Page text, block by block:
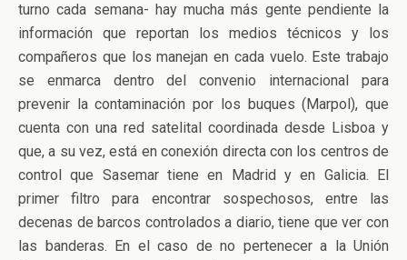
turno cada semana- hay mucha más gente pendiente la
información que reportan los medios técnicos y los
compañeros que los manejan en cada vuelo. Este trabajo
se enmarca dentro del convenio internacional para
prevenir la contaminación por los buques (Marpol), que
cuenta con una red satelital coordinada desde Lisboa y
que, a su vez, está en conexión directa con los centros de
control que Sasemar tiene en Madrid y en Galicia. El
primer filtro para encontrar sospechosos, entre las
decenas de barcos controlados a diario, tiene que ver con
las banderas. En el caso de no pertenecer a la Unión